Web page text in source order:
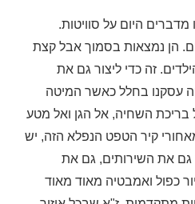
היום על סוויטות.
הן נמצאות בסמוך אבל קצת
זה כדי ליצור גם את
עסקנו בחלל כאשר המיטה
השחיה, אל הגן ואל מטע
קיר הטפט הנפלא הזה, יש
גם את השירותים, גם את
כפול ואמבטיה מאוד מאוד